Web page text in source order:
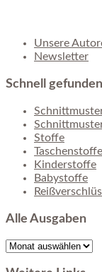
Unsere
Newsletter
Schnell gefunden
Stoffe
Taschenstoffe
Kinderstoffe
Babystoffe
Alle Ausgaben
Alle